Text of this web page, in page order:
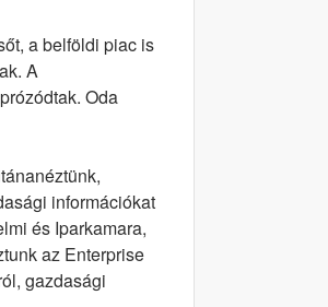
a belföldi piac is
A
Oda
információkat
és Iparkamara,
az Enterprise
gazdasági